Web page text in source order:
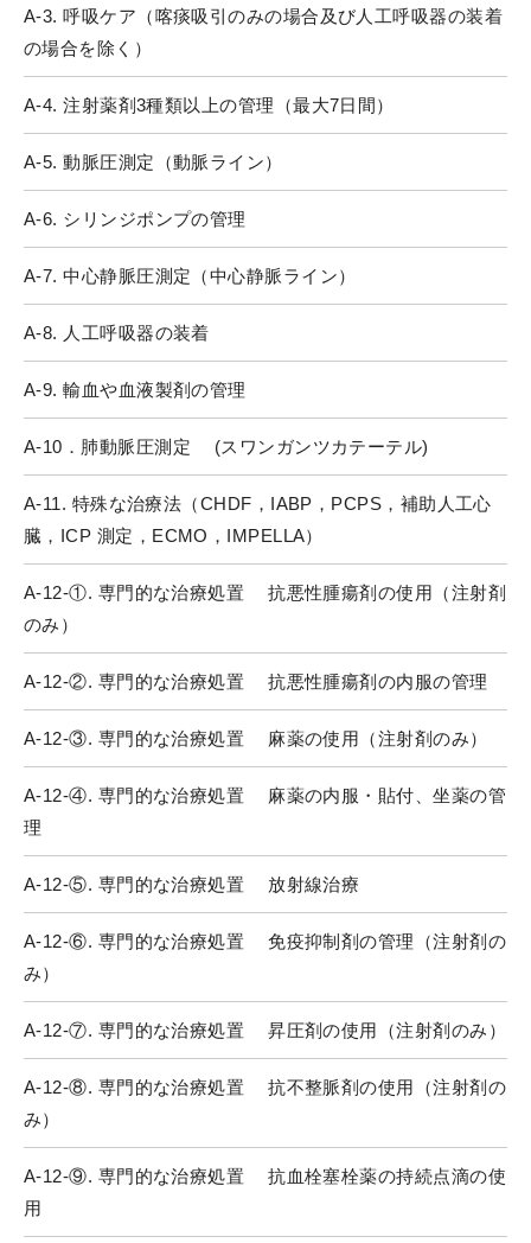
A-3. 呼吸ケア（喀痰吸引のみの場合及び人工呼吸器の装着
の場合を除く）
A-4. 注射薬剤3種類以上の管理（最大7日間）
A-5. 動脈圧測定（動脈ライン）
A-6. シリンジポンプの管理
A-7. 中心静脈圧測定（中心静脈ライン）
A-8. 人工呼吸器の装着
A-9. 輸血や血液製剤の管理
A-10．肺動脈圧測定 (スワンガンツカテーテル)
A-11. 特殊な治療法（CHDF，IABP，PCPS，補助人工心
臓，ICP 測定，ECMO，IMPELLA）
A-12-①. 専門的な治療処置 抗悪性腫瘍剤の使用（注射剤
のみ）
A-12-②. 専門的な治療処置 抗悪性腫瘍剤の内服の管理
A-12-③. 専門的な治療処置 麻薬の使用（注射剤のみ）
A-12-④. 専門的な治療処置 麻薬の内服・貼付、坐薬の管
理
A-12-⑤. 専門的な治療処置 放射線治療
A-12-⑥. 専門的な治療処置 免疫抑制剤の管理（注射剤の
み）
A-12-⑦. 専門的な治療処置 昇圧剤の使用（注射剤のみ）
A-12-⑧. 専門的な治療処置 抗不整脈剤の使用（注射剤の
み）
A-12-⑨. 専門的な治療処置 抗血栓塞栓薬の持続点滴の使
用